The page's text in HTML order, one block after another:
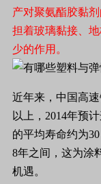
产对聚氨酯胶黏
担着玻璃黏接、
少的作用。
近年来，中国高
以上，2014年预
的平均寿命约为
8年之间，这为涂
机遇。